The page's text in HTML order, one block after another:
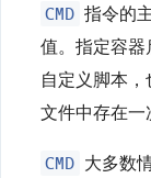
CMD 指令的
值。指定容
自定义脚本
文件中存在一
CMD 大多数